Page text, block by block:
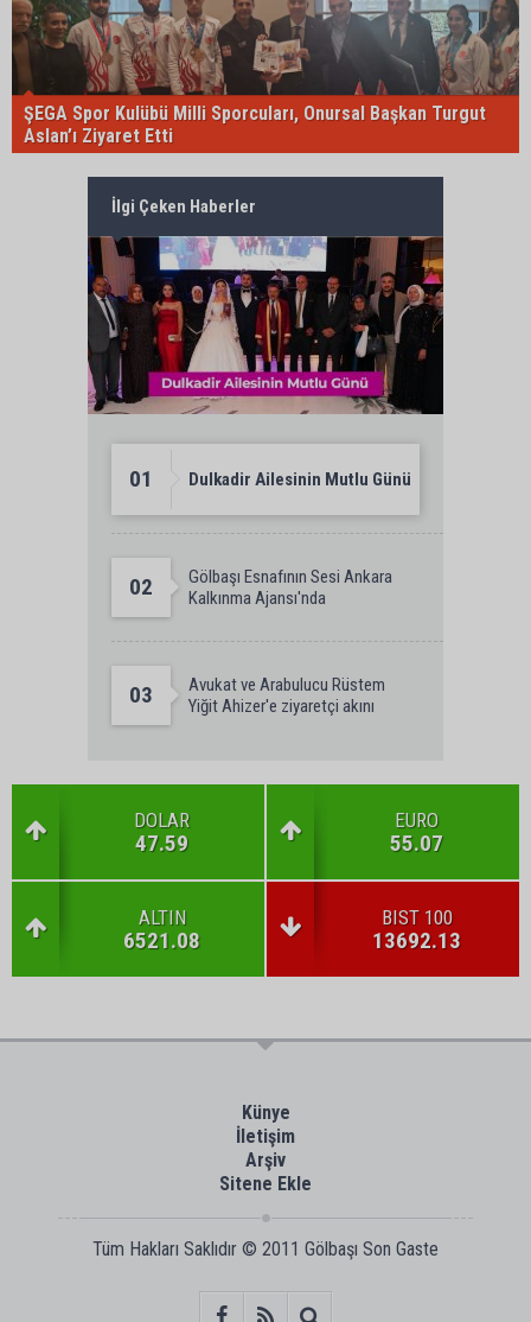
ŞEGA Spor Kulübü Milli Sporcuları, Onursal Başkan Turgut
Aslan’ı Ziyaret Etti
İlgi Çeken Haberler
01 Dulkadir Ailesinin Mutlu Günü
02
Gölbaşı Esnafının Sesi Ankara
Kalkınma Ajansı'nda
03
Avukat ve Arabulucu Rüstem
Yiğit Ahizer'e ziyaretçi akını
DOLAR
47.59
EURO
55.07
ALTIN
6521.08
BIST 100
13692.13
Künye
İletişim
Arşiv
Sitene Ekle
Tüm Hakları Saklıdır © 2011 Gölbaşı Son Gaste